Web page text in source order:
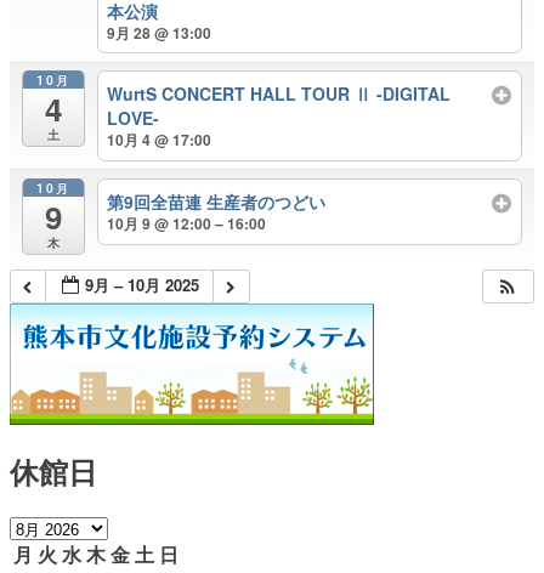
本公演
9月 28 @ 13:00
10月
4
土
WurtS CONCERT HALL TOUR Ⅱ -DIGITAL
LOVE-
10月 4 @ 17:00
10月
9
木
第9回全苗連 生産者のつどい
10月 9 @ 12:00 – 16:00
9月 – 10月 2025
休館日
月 火 水 木 金 土 日